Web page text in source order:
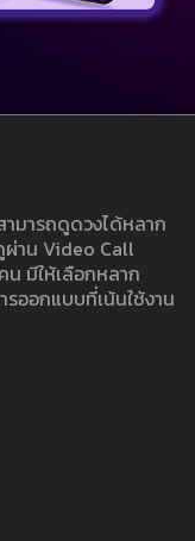
มารถดูดวงได้หลาก
าน Video Call
มีให้เลือกหลาก
ออกแบบที่เน้นใช้งาน